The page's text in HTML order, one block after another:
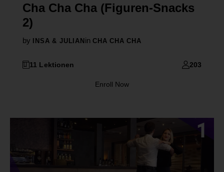
Cha Cha Cha (Figuren-Snacks
2)
by INSA & JULIANin CHA CHA CHA
11 Lektionen 203
Enroll Now